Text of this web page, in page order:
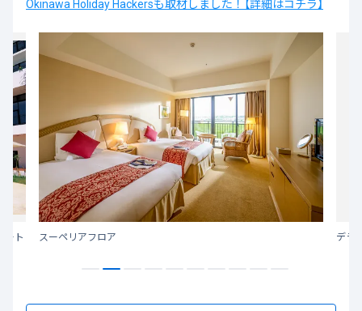
ト スーペリアフロア デラ